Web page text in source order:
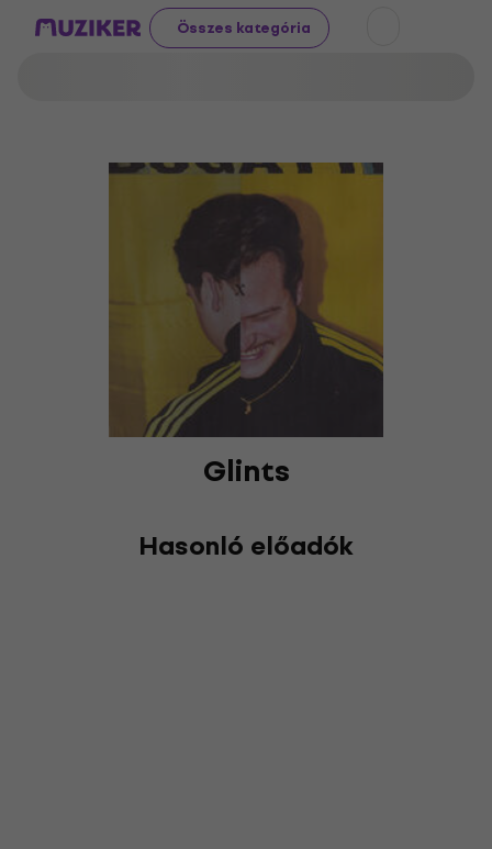
Összes kategória
Glints
Hasonló előadók